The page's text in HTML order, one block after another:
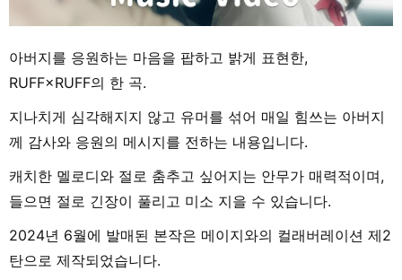
아버지를 응원하는 마음을 팝하고 밝게 표현한,
RUFF×RUFF의 한 곡.
지나치게 심각해지지 않고 유머를 섞어 매일 힘쓰는 아버지
께 감사와 응원의 메시지를 전하는 내용입니다.
캐치한 멜로디와 절로 춤추고 싶어지는 안무가 매력적이며,
들으면 절로 긴장이 풀리고 미소 지을 수 있습니다.
2024년 6월에 발매된 본작은 메이지와의 컬래버레이션 제2
탄으로 제작되었습니다.